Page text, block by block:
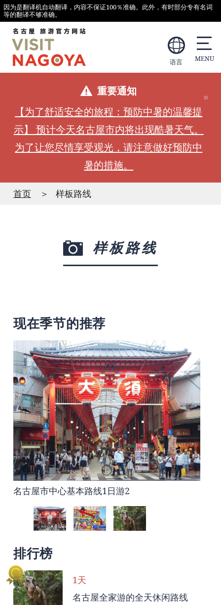
因为是翻译机自动翻译，内容不保证100％准确。此外，有时部分专有名词
等的翻译不够准确。
语言
重要通知
【为了舒适安全的旅程：预防中暑的温馨提
示】 预计今天名古屋市内将出现酷暑天气。
为了让您尽情享受观光，请注意做好预防中
暑的措施。
首页 样板路线
样板路线
现在季节的推荐
名古屋市中心基本路线1日游2
名古屋港地区两天一夜的休闲路线
名古屋全家游的全天休闲路线
排行榜
1天
名古屋全家游的全天休闲路线